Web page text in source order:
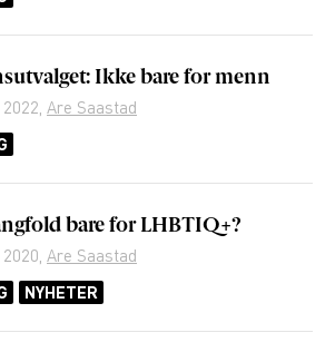
Ikke bare for menn
, Are Saastad
bare for LHBTIQ+?
, Are Saastad
NYHETER